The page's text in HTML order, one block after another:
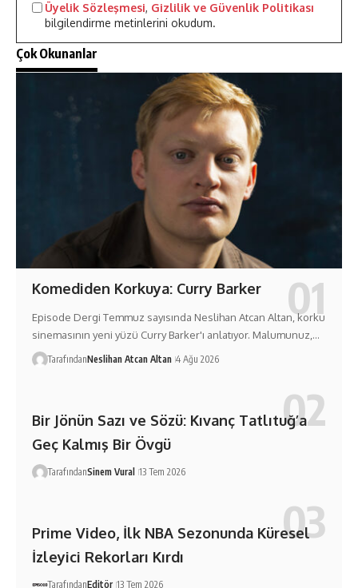
Üyelik Sözleşmesi, Gizlilik ve Güvenlik Politikası
bilgilendirme metinlerini okudum.
Çok Okunanlar
Komediden Korkuya: Curry Barker
Episode Dergi Temmuz sayısında Neslihan Atcan Altan, korku
sinemasının yeni yüzü Curry Barker'ı anlatıyor. Malumunuz,…
TarafındanNeslihan Atcan Altan 4 Ağu 2026
Bir Jönün Sazı ve Sözü: Kıvanç Tatlıtuğ’a
Geç Kalmış Bir Övgü
TarafındanSinem Vural 13 Tem 2026
Prime Video, İlk NBA Sezonunda Küresel
İzleyici Rekorları Kırdı
TarafındanEditör 13 Tem 2026